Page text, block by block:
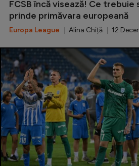
FCSB încă visează! Ce trebuie
prinde primăvara europeană
Europa League | Alina Chiță | 12